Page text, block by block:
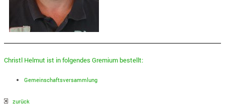
Christl Helmut ist in folgendes Gremium bestellt:
Gemeinschaftsversammlung
zurück